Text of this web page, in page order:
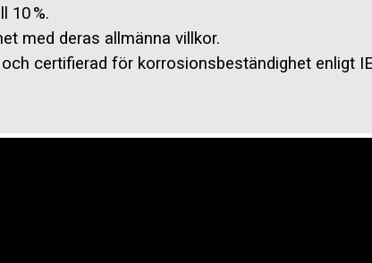
10 %.
med deras allmänna villkor.
certifierad för korrosionsbeständighet enligt